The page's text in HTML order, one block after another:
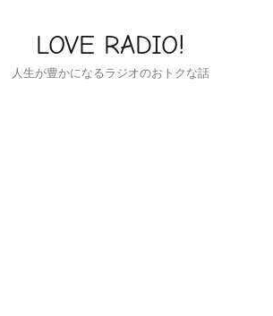
LOVE RADIO!
人生が豊かになるラジオのおトクな話